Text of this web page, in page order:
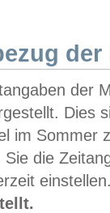
der
der
Dies
im Sommer
Sie die